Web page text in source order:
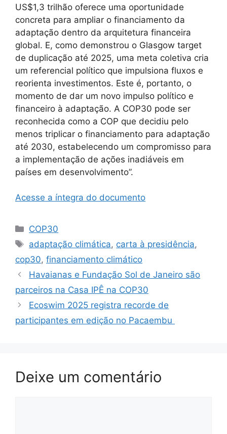
US$1,3 trilhão oferece uma oportunidade
concreta para ampliar o financiamento da
adaptação dentro da arquitetura financeira
global. E, como demonstrou o Glasgow target
de duplicação até 2025, uma meta coletiva cria
um referencial político que impulsiona fluxos e
reorienta investimentos. Este é, portanto, o
momento de dar um novo impulso político e
financeiro à adaptação. A COP30 pode ser
reconhecida como a COP que decidiu pelo
menos triplicar o financiamento para adaptação
até 2030, estabelecendo um compromisso para
a implementação de ações inadiáveis em
países em desenvolvimento”.
Acesse a íntegra do documento
COP30
adaptação climática, carta à presidência,
cop30, financiamento climático
Havaianas e Fundação Sol de Janeiro são
parceiros na Casa IPÊ na COP30
Ecoswim 2025 registra recorde de
participantes em edição no Pacaembu
Deixe um comentário